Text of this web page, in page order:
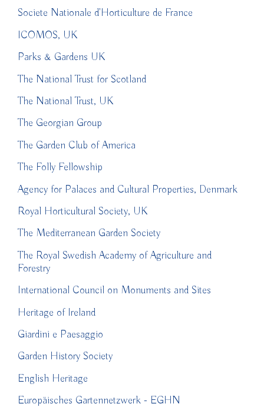
Societe Nationale d'Horticulture de France
ICOMOS, UK
Parks & Gardens UK
The National Trust for Scotland
The National Trust, UK
The Georgian Group
The Garden Club of America
The Folly Fellowship
Agency for Palaces and Cultural Properties, Denmark
Royal Horticultural Society, UK
The Mediterranean Garden Society
The Royal Swedish Academy of Agriculture and
Forestry
International Council on Monuments and Sites
Heritage of Ireland
Giardini e Paesaggio
Garden History Society
English Heritage
Europäisches Gartennetzwerk - EGHN